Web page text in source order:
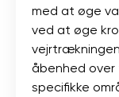
med at øge
ved at øge
åbenhed
specifikke